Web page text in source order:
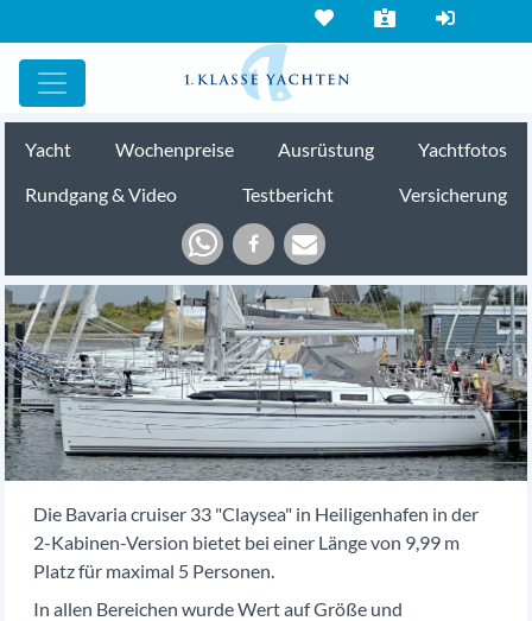
Yacht Wochenpreise Ausrüstung
Yachtfotos
Rundgang & Video
Testbericht Versicherung
Die Bavaria cruiser 33 "Claysea" in Heiligenhafen in der
2-Kabinen-Version bietet bei einer Länge von 9,99 m
Platz für maximal 5 Personen.
In allen Bereichen wurde Wert auf Größe und